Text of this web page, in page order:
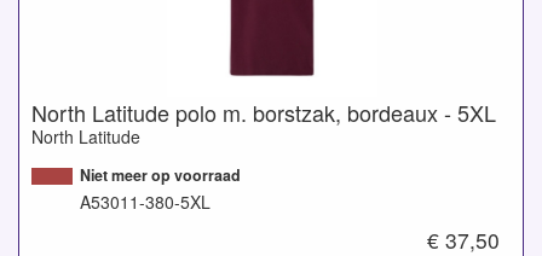
North Latitude polo m. borstzak, bordeaux - 5XL
North Latitude
Niet meer op voorraad
A53011-380-5XL
€ 37,50